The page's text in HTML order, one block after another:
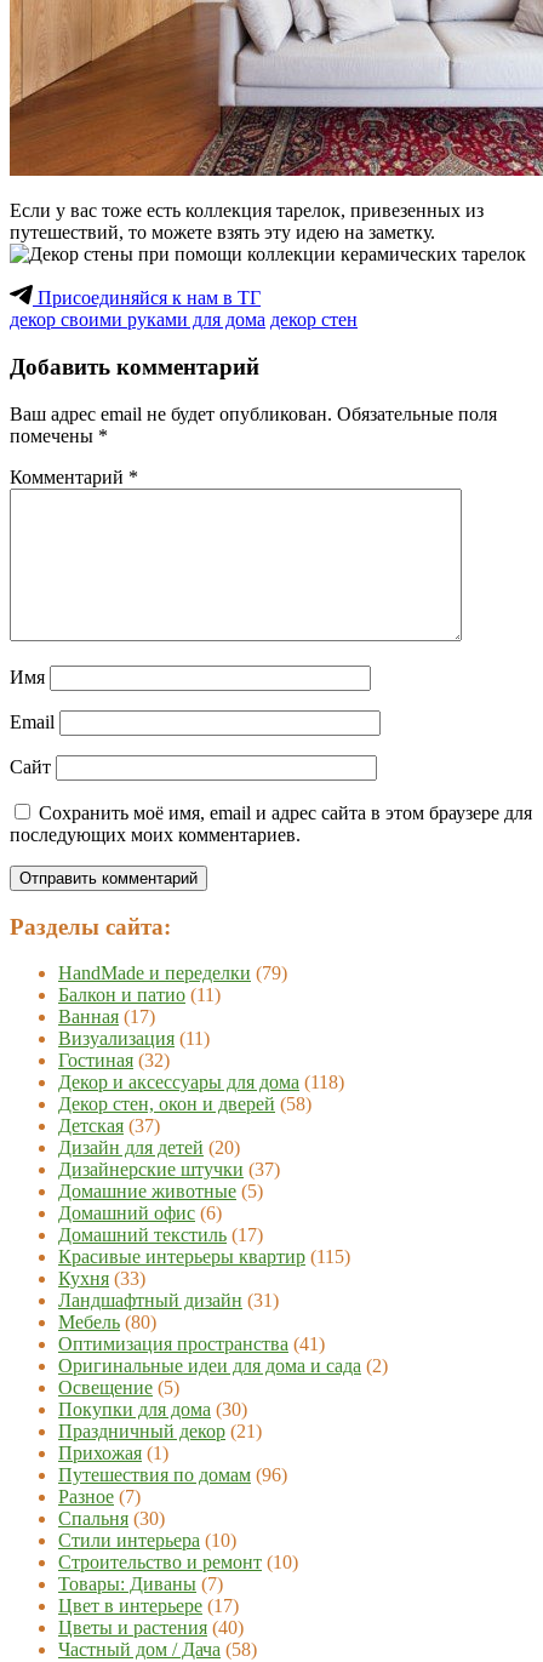
Если у вас тоже есть коллекция тарелок, привезенных из
путешествий, то можете взять эту идею на заметку.
Присоединяйся к нам в ТГ
декор своими руками для дома декор стен
Добавить комментарий
Ваш адрес email не будет опубликован. Обязательные поля
помечены *
Комментарий *
Имя
Email
Сайт
Сохранить моё имя, email и адрес сайта в этом браузере для
последующих моих комментариев.
Разделы сайта:
HandMade и переделки (79)
Балкон и патио (11)
Ванная (17)
Визуализация (11)
Гостиная (32)
Декор и аксессуары для дома (118)
Декор стен, окон и дверей (58)
Детская (37)
Дизайн для детей (20)
Дизайнерские штучки (37)
Домашние животные (5)
Домашний офис (6)
Домашний текстиль (17)
Красивые интерьеры квартир (115)
Кухня (33)
Ландшафтный дизайн (31)
Мебель (80)
Оптимизация пространства (41)
Оригинальные идеи для дома и сада (2)
Освещение (5)
Покупки для дома (30)
Праздничный декор (21)
Прихожая (1)
Путешествия по домам (96)
Разное (7)
Спальня (30)
Стили интерьера (10)
Строительство и ремонт (10)
Товары: Диваны (7)
Цвет в интерьере (17)
Цветы и растения (40)
Частный дом / Дача (58)